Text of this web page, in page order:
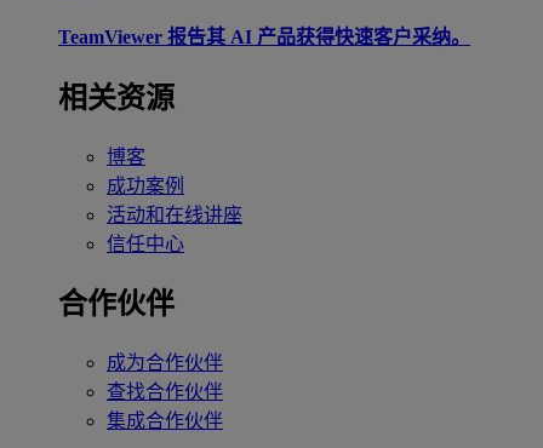
TeamViewer 报告其 AI 产品获得快速客户采纳。
相关资源
博客
成功案例
活动和在线讲座
信任中心
合作伙伴
成为合作伙伴
查找合作伙伴
集成合作伙伴